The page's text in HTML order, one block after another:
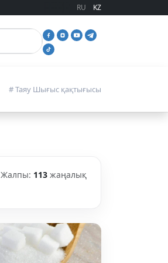
RU KZ
# Таяу Шығыс қақтығысы
Жалпы: 113 жаңалық